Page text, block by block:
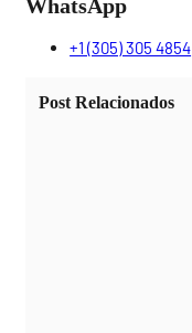
WhatsApp
+1 (305) 305 4854
Post Relacionados